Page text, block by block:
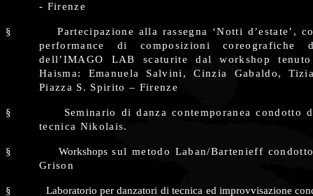
- Firenze
§
Partecipazione alla rassegna ‘Notti d’estate’,
performance di composizioni coreografiche
dell’IMAGO LAB scaturite dal workshop
Haisma: Emanuela Salvini, Cinzia Gabaldo,
Piazza S. Spirito – Firenze
§
Seminario di danza contemporanea condotto
tecnica Nikolais.
§ Workshopssul metodo Laban/Bartenieff
Grison
§
Laboratorio per danzatori di tecnica ed improvvisazione